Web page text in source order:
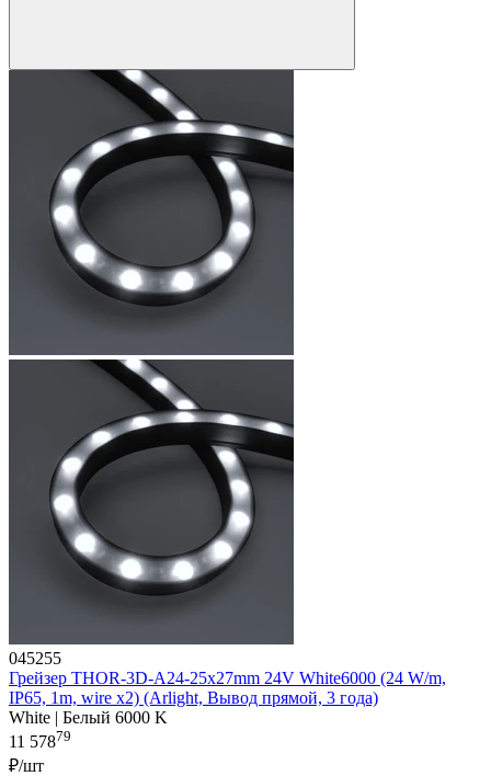
045255
Грейзер THOR-3D-A24-25x27mm 24V White6000 (24 W/m,
IP65, 1m, wire x2) (Arlight, Вывод прямой, 3 года)
White | Белый 6000 K
11 57879
₽/шт